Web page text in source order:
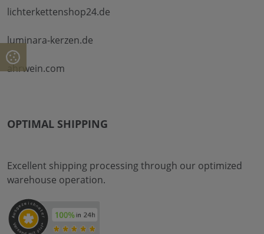
lichterkettenshop24.de
luminara-kerzen.de
ahrwein.com
OPTIMAL SHIPPING
Excellent shipping processing through our optimized
warehouse operation.